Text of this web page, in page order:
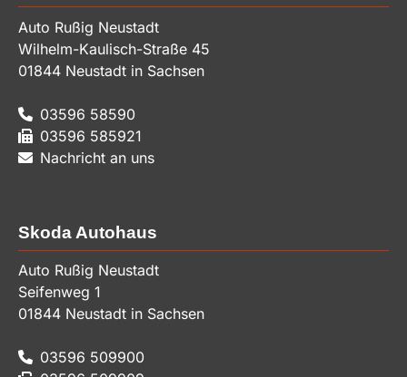
Auto Rußig Neustadt
Wilhelm-Kaulisch-Straße 45
01844 Neustadt in Sachsen
03596 58590
03596 585921
Nachricht an uns
Skoda Autohaus
Auto Rußig Neustadt
Seifenweg 1
01844 Neustadt in Sachsen
03596 509900